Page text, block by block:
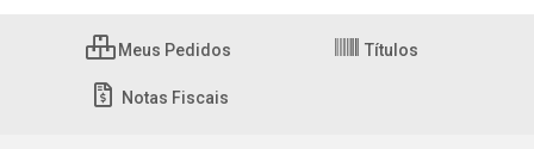
Meus Pedidos Títulos
Notas Fiscais